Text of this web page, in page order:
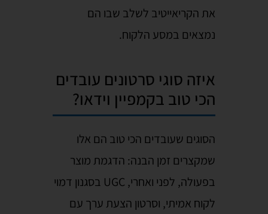
את הקריאייטיב לשלב שבו הם
נמצאים במסע הלקוח.
איזה סוגי סרטונים עובדים
הכי טוב בקמפיין וידאו?
הסוגים שעובדים הכי טוב הם אלו
שמקצרים זמן הבנה: הדגמת מוצר
בפעולה, לפני ואחרי, UGC בסגנון דמוי
לקוח אמיתי, וסרטון הצעת ערך עם